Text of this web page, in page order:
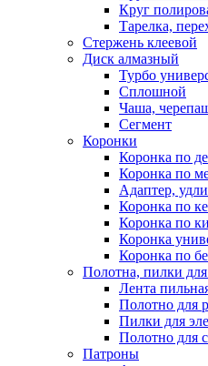
Круг
Тарелка,
Стержень клеевой
Диск алмазный
Турбо
Сплошной
Чаша,
Сегмент
Коронки
Коронка по
Коронка по
Адаптер,
Коронка по
Коронка по
Коронка
Коронка по
Полотна, пилки для
Лента
Полотно для
Пилки для
Полотно для
Патроны